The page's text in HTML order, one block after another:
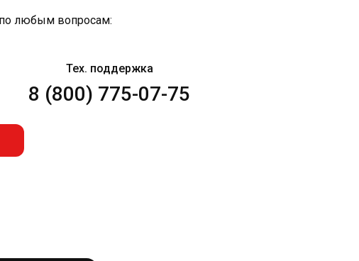
по любым вопросам:
Тех. поддержка
8 (800) 775-07-75